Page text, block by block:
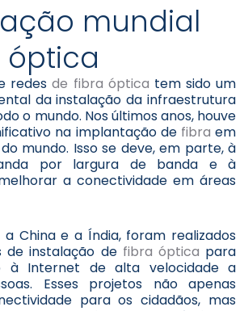
mundial
óptica
redesde fibra óptica tem sido um
da instalação da infraestrutura
o mundo. Nos últimos anos, houve
na implantação de fibra em
mundo. Isso se deve, em parte, à
por largura de banda e à
a conectividade em áreas
China e a Índia, foram realizados
de instalação de fibra óptica para
à Internet de alta velocidade a
Esses projetos não apenas
para os cidadãos, mas